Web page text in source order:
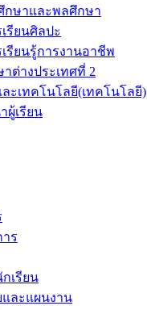
กษาและพลศึกษา
รียนศิลปะ
รียนรู้การงานอาชีพ
ต่างประเทศที่ 2
ะเทคโนโลยี(เทคโนโลยี)
ผู้เรียน
ร
เรียน
ละแผนงาน